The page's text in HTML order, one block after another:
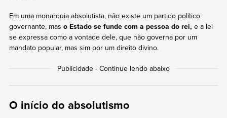
Em uma monarquia absolutista, não existe um partido político
governante, mas o Estado se funde com a pessoa do rei, e a lei
se expressa como a vontade dele, que não governa por um
mandato popular, mas sim por um direito divino.
O início do absolutismo